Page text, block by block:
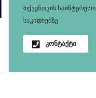
თქვენთვის საინტერესო
საკითხებზე
კონტაქტი